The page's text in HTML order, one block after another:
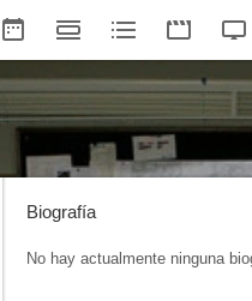
Biografía
No hay actualmente ninguna